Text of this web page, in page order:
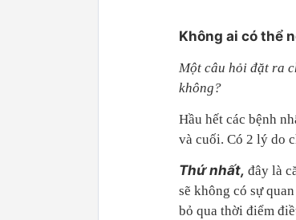
Không ai có thể
Một câu hỏi đặt ra
không?
Hầu hết các bệnh
và cuối. Có 2 lý do
Thứ nhất, đây là
sẽ không có sự
bỏ qua thời điểm